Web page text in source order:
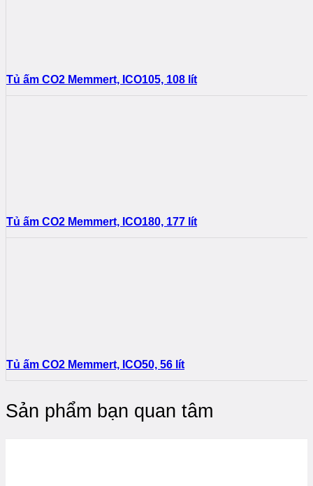
Tủ ấm CO2 Memmert, ICO105, 108 lít
Tủ ấm CO2 Memmert, ICO180, 177 lít
Tủ ấm CO2 Memmert, ICO50, 56 lít
Sản phẩm bạn quan tâm